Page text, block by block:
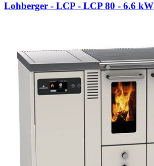
Lohberger - LCP - LCP 80 - 6.6 kW